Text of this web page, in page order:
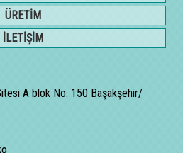
ÜRETİM
İLETİŞİM
A blok No: 150 Başakşehir/